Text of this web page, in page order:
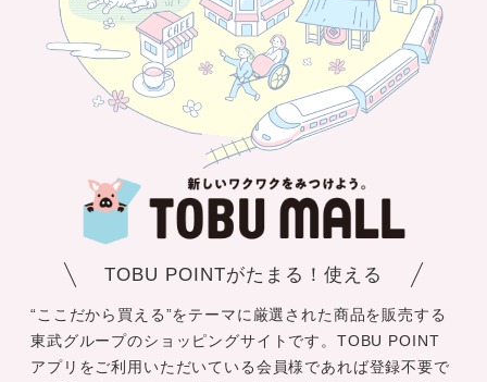
TOBU POINTがたまる！使える
“ここだから買える”をテーマに厳選された商品を販売する
東武グループのショッピングサイトです。TOBU POINT
アプリをご利用いただいている会員様であれば登録不要で